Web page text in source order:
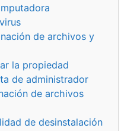
de archivos y
la propiedad
de administrador
de archivos
de desinstalación